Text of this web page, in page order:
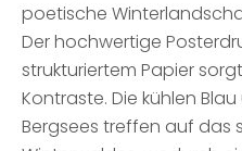
poetische
Der hochwertige
strukturiertem Papier
Kontraste. Die kühlen
Bergsees treffen auf das